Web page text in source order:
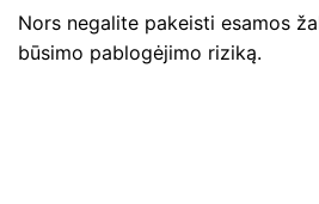
Nors negalite pakeisti esamos
būsimo pablogėjimo riziką.